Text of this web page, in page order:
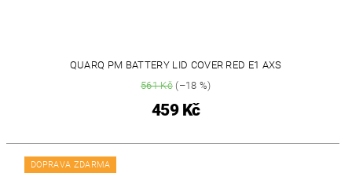
QUARQ PM BATTERY LID COVER RED E1 AXS
561 Kč(–18 %)
459 Kč
DOPRAVA ZDARMA